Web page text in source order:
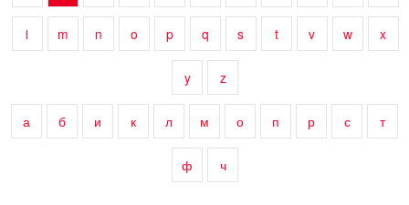
l m n o p q s t v w x
y z
а б и к л м о п р с т
ф ч